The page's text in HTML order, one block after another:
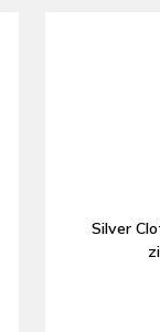
Silver